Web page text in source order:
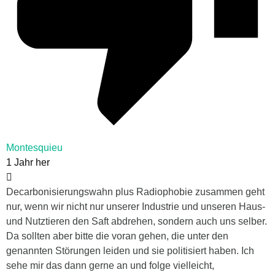
Montesquieu
1 Jahr her
Decarbonisierungswahn plus Radiophobie zusammen geht
nur, wenn wir nicht nur unserer Industrie und unseren Haus-
und Nutztieren den Saft abdrehen, sondern auch uns selber.
Da sollten aber bitte die voran gehen, die unter den
genannten Störungen leiden und sie politisiert haben. Ich
sehe mir das dann gerne an und folge vielleicht,